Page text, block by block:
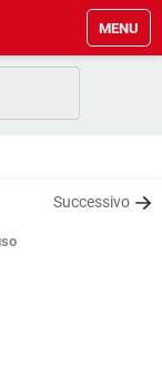
MENU
Successivo